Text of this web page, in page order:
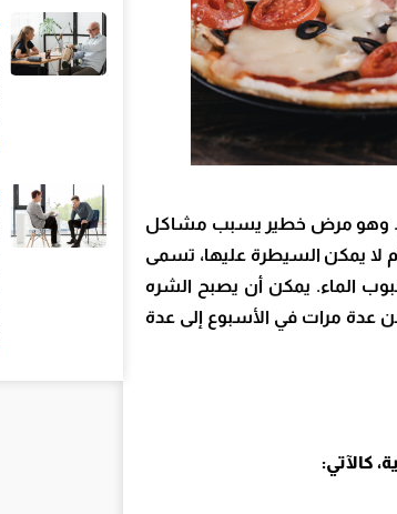
وهو مرض خطير يسبب مشاكل
لا يمكن السيطرة عليها، تسمى
الماء. يمكن أن يصبح الشره
عدة مرات في الأسبوع إلى عدة
كالآتي: